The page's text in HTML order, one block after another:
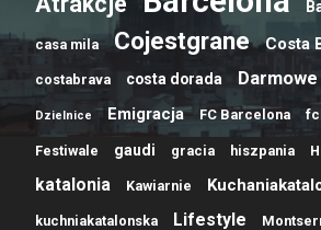
casa mila Cojestgrane Costa
costabrava costa dorada Darmowe
Dzielnice Emigracja FC Barcelona
Festiwale gaudi gracia hiszpania
katalonia Kawiarnie
kuchniakatalonska Lifestyle